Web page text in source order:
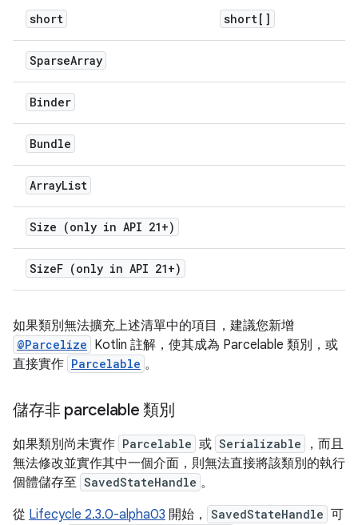
short short[]
SparseArray
Binder
Bundle
ArrayList
Size (only in API 21+)
SizeF (only in API 21+)
如果類別無法擴充上述清單中的項目，建議您新增
@Parcelize Kotlin 註解，使其成為 Parcelable 類別，或
直接實作 Parcelable 。
儲存非 parcelable 類別
如果類別尚未實作 Parcelable 或 Serializable
，而且
無法修改並實作其中一個介面，則無法直接將該類別的執行
個體儲存至 SavedStateHandle 。
從 Lifecycle 2.3.0-alpha03 開始， SavedStateHandle 可